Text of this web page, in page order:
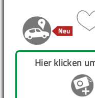
Hier klicken